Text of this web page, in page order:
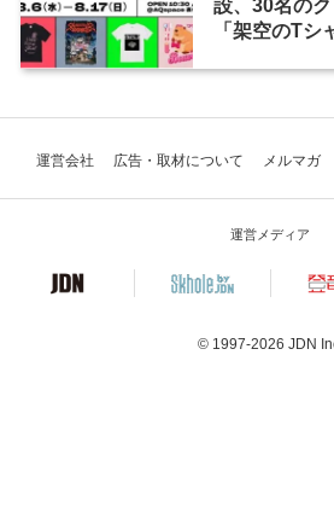
設、30名の
「架空のTシ
運営会社 広告・取材について メルマガ
運営メディア
© 1997-2026 JDN